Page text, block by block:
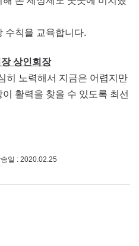
수칙을 교육합니다.
상인회장
히 노력해서 지금은 어렵지만
활력을 찾을 수 있도록 최선
일 : 2020.02.25